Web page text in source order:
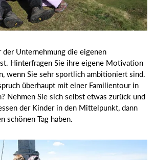
der Unternehmung die eigenen
Hinterfragen Sie ihre eigene Motivation
wenn Sie sehr sportlich ambitioniert sind.
überhaupt mit einer Familientour in
Nehmen Sie sich selbst etwas zurück und
der Kinder in den Mittelpunkt, dann
schönen Tag haben.